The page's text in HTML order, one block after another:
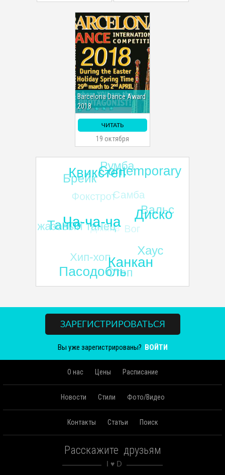
Barcelona Dance Award
2018
ЧИТАТЬ
19 октября
ЗАРЕГИСТРИРОВАТЬСЯ
Вы уже зарегистрированы? ВОЙТИ
О нас Цены Расписание
Новости Стили Фото/Видео
Контакты Статьи Поиск
Расскажите друзьям